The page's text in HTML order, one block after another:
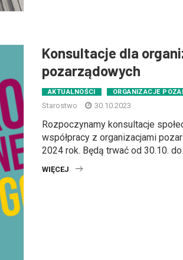
Konsultacje dla
pozarządowych
AKTUALNOŚCI ORGANIZACJE
Starostwo 30.10.2023
Rozpoczynamy konsultacje
współpracy z organizacjami
2024 rok. Będą trwać od 30.10. do
WIĘCEJ